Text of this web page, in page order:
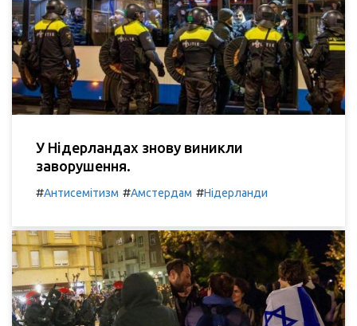
У Нідерландах знову виникли
заворушення.
#Антисемітизм #Амстердам #Нідерланди